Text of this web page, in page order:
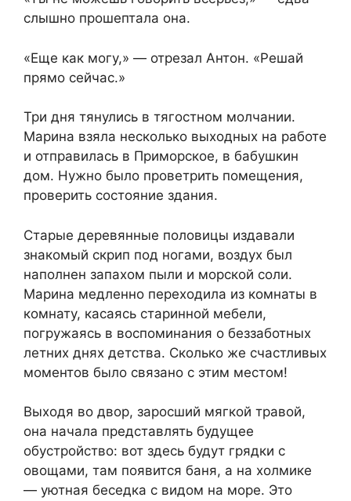
слышно прошептала она.
«Еще как могу,» — отрезал Антон. «Решай
прямо сейчас.»
Три дня тянулись в тягостном молчании.
Марина взяла несколько выходных на работе
и отправилась в Приморское, в бабушкин
дом. Нужно было проветрить помещения,
проверить состояние здания.
Старые деревянные половицы издавали
знакомый скрип под ногами, воздух был
наполнен запахом пыли и морской соли.
Марина медленно переходила из комнаты в
комнату, касаясь старинной мебели,
погружаясь в воспоминания о беззаботных
летних днях детства. Сколько же счастливых
моментов было связано с этим местом!
Выходя во двор, заросший мягкой травой,
она начала представлять будущее
обустройство: вот здесь будут грядки с
овощами, там появится баня, а на холмике
— уютная беседка с видом на море. Это